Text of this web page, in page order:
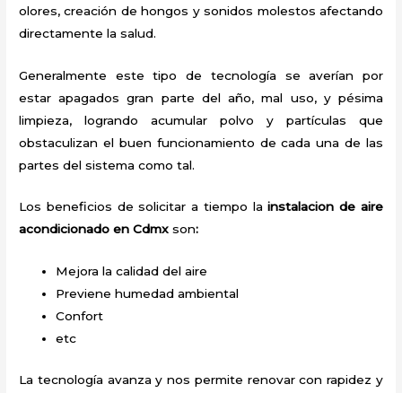
olores, creación de hongos y sonidos molestos afectando
directamente la salud.
Generalmente este tipo de tecnología se averían por
estar apagados gran parte del año, mal uso, y pésima
limpieza, logrando acumular polvo y partículas que
obstaculizan el buen funcionamiento de cada una de las
partes del sistema como tal.
Los beneficios de solicitar a tiempo lainstalacion de aire
acondicionado en Cdmxson:
Mejora la calidad del aire
Previene humedad ambiental
Confort
etc
La tecnología avanza y nos permite renovar con rapidez y